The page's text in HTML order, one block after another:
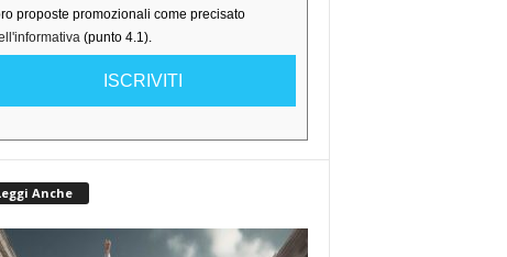
proposte promozionali come precisato
(punto 4.1).
ISCRIVITI
Anche